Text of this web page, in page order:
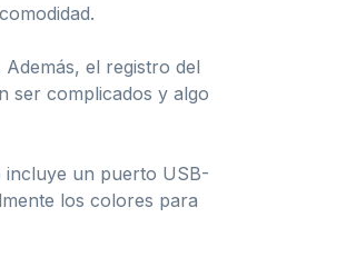
el registro del
ser complicados y algo
incluye un puerto USB-
los colores para